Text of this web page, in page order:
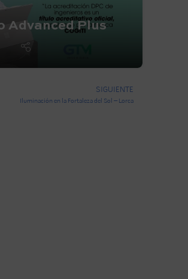
Advanced Plus
SIGUIENTE
Iluminación en la Fortaleza del Sol – Lorca